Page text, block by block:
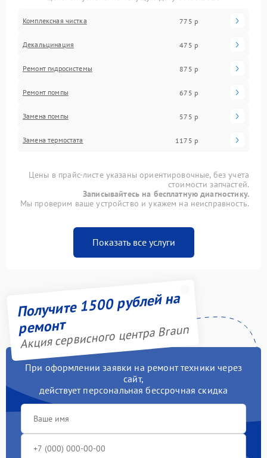
Комплексная чистка 775 р
Декальцинация 475 р
Ремонт гидросистемы 875 р
Ремонт помпы 675 р
Замена помпы 575 р
Замена термостата 1175 р
Цены в прайс-листе указаны ориентировочные, без учета
стоимости запчастей.
Записывайтесь на бесплатную диагностику.
Мы проверим ваше устройство и укажем на неисправность.
Показать все услуги
Получите 1500 рублей на
ремонт
Акция сервисного центра Braun
При оформлении заявки на ремонт техники через
сайт,
действует персональная бессрочная скидка